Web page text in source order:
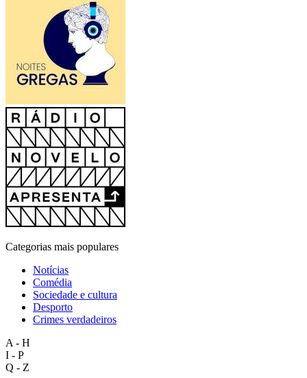
Categorias mais populares
Notícias
Comédia
Sociedade e cultura
Desporto
Crimes verdadeiros
A - H
I - P
Q - Z